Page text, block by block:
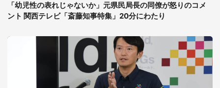
「幼児性の表れじゃないか」元県民局長の同僚が怒りのコメ
ント 関西テレビ「斎藤知事特集」20分にわたり